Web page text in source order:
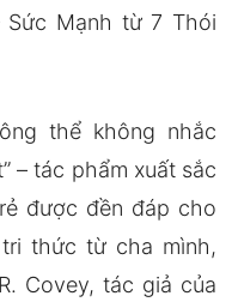
Sức Mạnh từ 7 Thói
thể không nhắc
– tác phẩm xuất sắc
được đền đáp cho
thức từ cha mình,
Covey, tác giả của